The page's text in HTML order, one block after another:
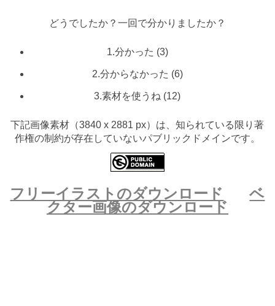
どうでしたか？一回で分かりましたか？
1.分かった (3)
2.分からなかった (6)
3.素材を使うね (12)
下記画像素材（3840 x 2881 px）は、知られている限り著
作権の制約が存在していないパブリックドメインです。
フリーイラストのダウンロード
ベ
クター画像のダウンロード